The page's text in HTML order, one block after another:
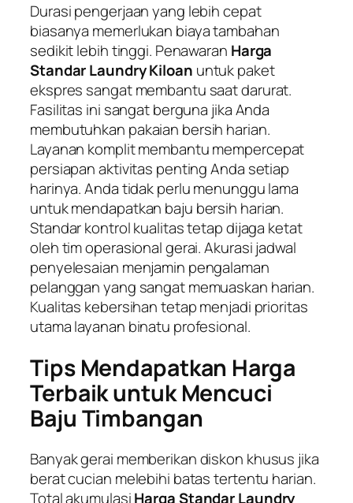
Durasi pengerjaan yang lebih cepat
biasanya memerlukan biaya tambahan
sedikit lebih tinggi. Penawaran Harga
Standar Laundry Kiloan untuk paket
ekspres sangat membantu saat darurat.
Fasilitas ini sangat berguna jika Anda
membutuhkan pakaian bersih harian.
Layanan komplit membantu mempercepat
persiapan aktivitas penting Anda setiap
harinya. Anda tidak perlu menunggu lama
untuk mendapatkan baju bersih harian.
Standar kontrol kualitas tetap dijaga ketat
oleh tim operasional gerai. Akurasi jadwal
penyelesaian menjamin pengalaman
pelanggan yang sangat memuaskan harian.
Kualitas kebersihan tetap menjadi prioritas
utama layanan binatu profesional.
Tips Mendapatkan Harga
Terbaik untuk Mencuci
Baju Timbangan
Banyak gerai memberikan diskon khusus jika
berat cucian melebihi batas tertentu harian.
Total akumulasiHarga Standar Laundry